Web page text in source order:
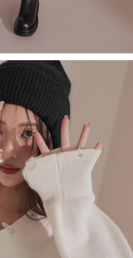
memberikan maklumat peribadi
kepada Taiwan Mobile untuk
untuk pengesahan,
untuk bil ansuran oleh
secara lengkap melalui